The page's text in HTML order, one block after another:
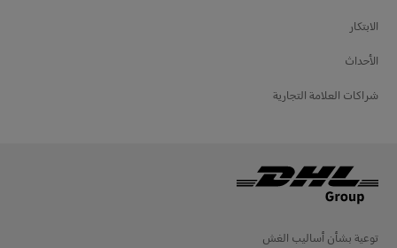
الابتكار
الأحداث
شراكات العلامة التجارية
توعية بشأن أساليب الغش